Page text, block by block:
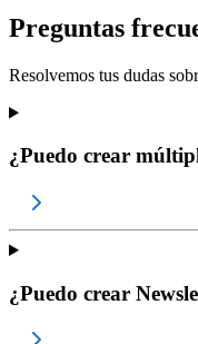
Preguntas
Resolvemos tus dudas
¿Puedo crear
¿Puedo crear